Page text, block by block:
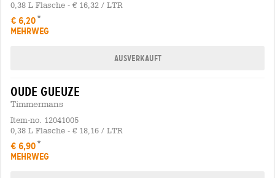
0,38 L Flasche - € 16,32 / LTR
€ 6,20
MEHRWEG
Ausverkauft
oude gueuze
Timmermans
Item-no. 12041005
0,38 L Flasche - € 18,16 / LTR
€ 6,90
MEHRWEG